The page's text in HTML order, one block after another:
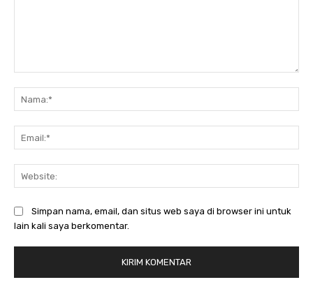
Simpan nama, email, dan situs web saya di browser ini untuk
lain kali saya berkomentar.